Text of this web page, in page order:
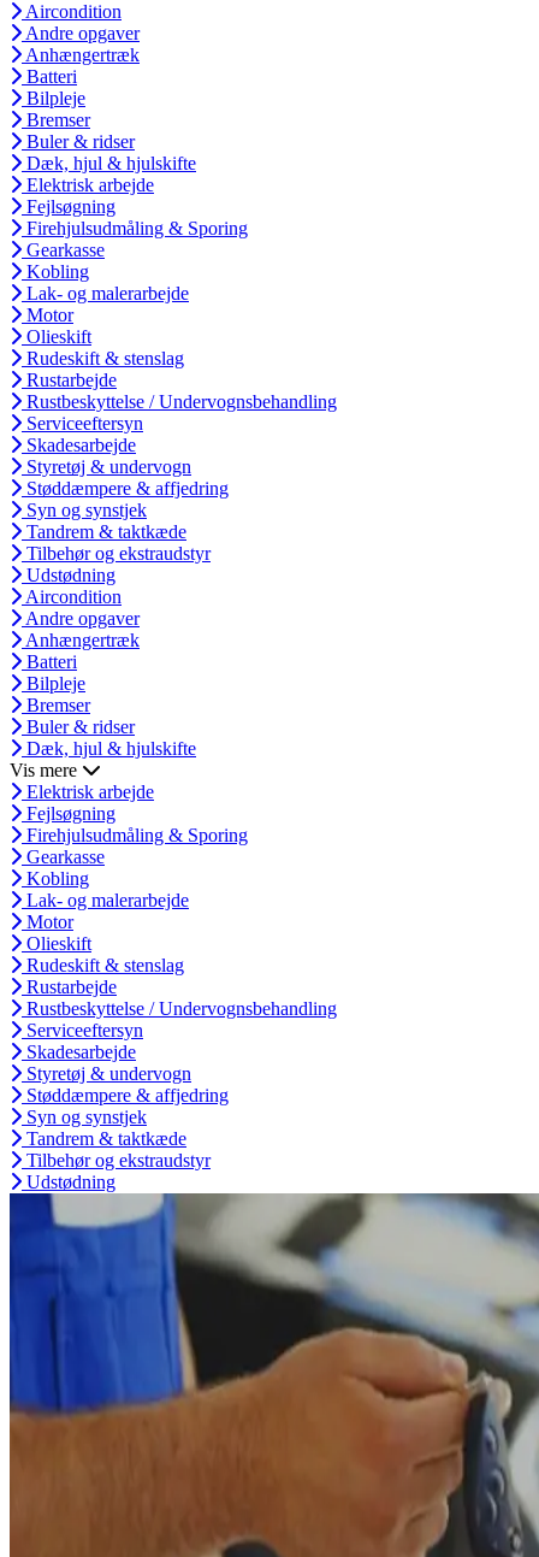
Aircondition
Andre opgaver
Anhængertræk
Batteri
Bilpleje
Bremser
Buler & ridser
Dæk, hjul & hjulskifte
Elektrisk arbejde
Fejlsøgning
Firehjulsudmåling & Sporing
Gearkasse
Kobling
Lak- og malerarbejde
Motor
Olieskift
Rudeskift & stenslag
Rustarbejde
Rustbeskyttelse / Undervognsbehandling
Serviceeftersyn
Skadesarbejde
Styretøj & undervogn
Støddæmpere & affjedring
Syn og synstjek
Tandrem & taktkæde
Tilbehør og ekstraudstyr
Udstødning
Aircondition
Andre opgaver
Anhængertræk
Batteri
Bilpleje
Bremser
Buler & ridser
Dæk, hjul & hjulskifte
Vis mere
Elektrisk arbejde
Fejlsøgning
Firehjulsudmåling & Sporing
Gearkasse
Kobling
Lak- og malerarbejde
Motor
Olieskift
Rudeskift & stenslag
Rustarbejde
Rustbeskyttelse / Undervognsbehandling
Serviceeftersyn
Skadesarbejde
Styretøj & undervogn
Støddæmpere & affjedring
Syn og synstjek
Tandrem & taktkæde
Tilbehør og ekstraudstyr
Udstødning